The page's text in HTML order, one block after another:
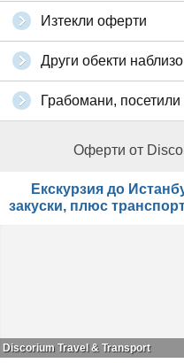
Изтекли оферти
Други обекти наблизо
Грабомани, посетили
Оферти от
Екскурзия до
закуски, плюс
Discorium Travel & Transport